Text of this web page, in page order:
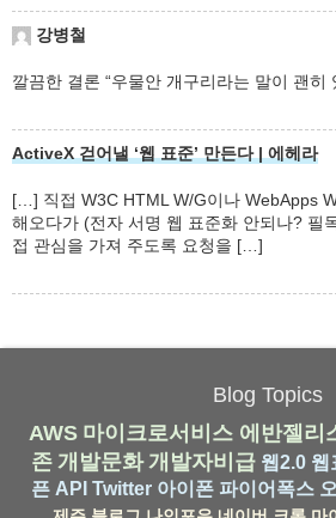
강병철
깔끔한 결론 “우물안 개구리라는 말이 괜히
ActiveX 걷어낼 ‘웹 표준’ 만든다 | 에헤라
[…] 직접 W3C HTML W/G이나 WebApps
해오다가 (전자 서명 웹 표준화 안되나? 필
접 관심을 가져 주도록 요청을 […]
Blog Topics
AWS 마이크로서비스 에반젤리
존 개발문화 개발자비급 웹2.0 웹
픈 API Twitter 아이폰 파이어폭스